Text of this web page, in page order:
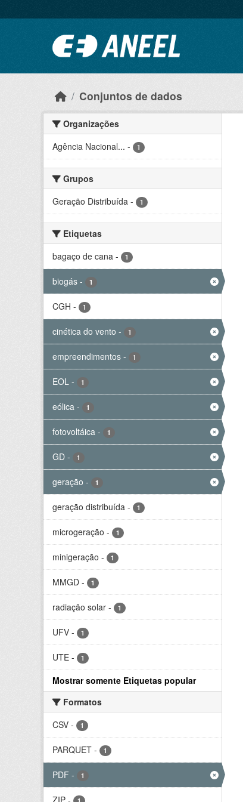
Conjuntos de dados
Organizações
Agência Nacional... - 1
Grupos
Geração Distribuída - 1
Etiquetas
bagaço de cana - 1
biogás - 1
CGH - 1
cinética do vento - 1
empreendimentos - 1
EOL - 1
eólica - 1
fotovoltáica - 1
GD - 1
geração - 1
geração distribuída - 1
microgeração - 1
minigeração - 1
MMGD - 1
radiação solar - 1
UFV - 1
UTE - 1
Mostrar somente Etiquetas popular
Formatos
CSV - 1
PARQUET - 1
PDF - 1
ZIP -